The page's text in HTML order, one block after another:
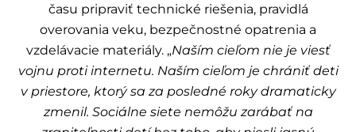
času pripraviť technické riešenia, pravidlá
overovania veku, bezpečnostné opatrenia a
vzdelávacie materiály. „Naším cieľom nie je viesť
vojnu proti internetu. Naším cieľom je chrániť deti
v priestore, ktorý sa za posledné roky dramaticky
zmenil. Sociálne siete nemôžu zarábať na